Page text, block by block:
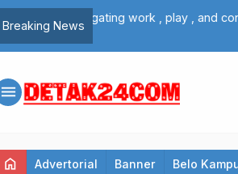
Breaking News
INFO BMKG : Hujan
menu
home Advertorial Banner Belo